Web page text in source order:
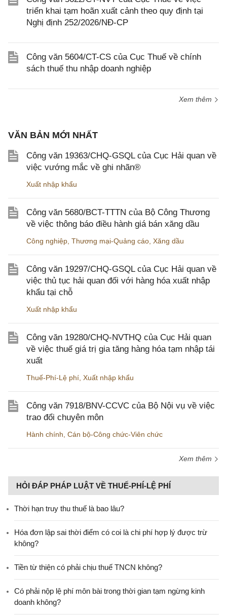
triển khai tạm hoãn xuất cảnh theo quy định tại
Nghị định 252/2026/NĐ-CP
Công văn 5604/CT-CS của Cục Thuế về chính
sách thuế thu nhập doanh nghiệp
Xem thêm
VĂN BẢN MỚI NHẤT
Công văn 19363/CHQ-GSQL của Cục Hải quan về
việc vướng mắc về ghi nhãn®
Xuất nhập khẩu
Công văn 5680/BCT-TTTN của Bộ Công Thương
về việc thông báo điều hành giá bán xăng dầu
Công nghiệp Thương mại-Quảng cáo Xăng dầu
Công văn 19297/CHQ-GSQL của Cục Hải quan về
việc thủ tục hải quan đối với hàng hóa xuất nhập
khẩu tại chỗ
Xuất nhập khẩu
Công văn 19280/CHQ-NVTHQ của Cục Hải quan
về việc thuế giá trị gia tăng hàng hóa tạm nhập tái
xuất
Thuế-Phí-Lệ phí Xuất nhập khẩu
Công văn 7918/BNV-CCVC của Bộ Nội vụ về việc
trao đổi chuyên môn
Hành chính Cán bộ-Công chức-Viên chức
Xem thêm
HỎI ĐÁP PHÁP LUẬT VỀ THUẾ-PHÍ-LỆ PHÍ
Thời hạn truy thu thuế là bao lâu?
Hóa đơn lập sai thời điểm có coi là chi phí hợp lý được trừ
không?
Tiền từ thiện có phải chịu thuế TNCN không?
Có phải nộp lệ phí môn bài trong thời gian tạm ngừng kinh
doanh không?